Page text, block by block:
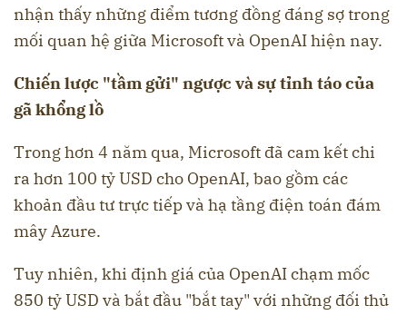
nhận thấy những điểm tương đồng đáng sợ trong
mối quan hệ giữa Microsoft và OpenAI hiện nay.
Chiến lược "tầm gửi" ngược và sự tỉnh táo của
gã khổng lồ
Trong hơn 4 năm qua, Microsoft đã cam kết chi
ra hơn 100 tỷ USD cho OpenAI, bao gồm các
khoản đầu tư trực tiếp và hạ tầng điện toán đám
mây Azure.
Tuy nhiên, khi định giá của OpenAI chạm mốc
850 tỷ USD và bắt đầu "bắt tay" với những đối thủ